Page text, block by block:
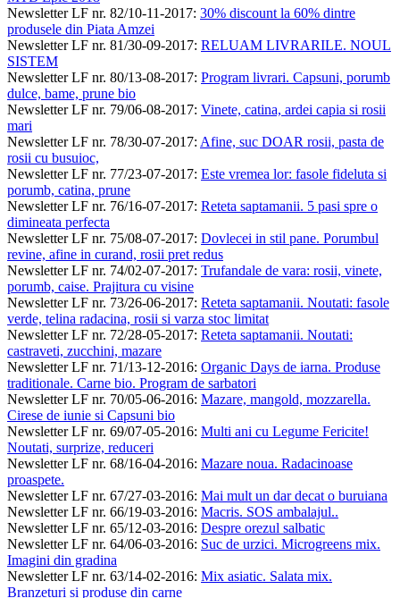
Newsletter LF nr. 82/10-11-2017: 30% discount la 60% dintre
produsele din Piata Amzei
Newsletter LF nr. 81/30-09-2017: RELUAM LIVRARILE. NOUL
SISTEM
Newsletter LF nr. 80/13-08-2017: Program livrari. Capsuni, porumb
dulce, bame, prune bio
Newsletter LF nr. 79/06-08-2017: Vinete, catina, ardei capia si rosii
mari
Newsletter LF nr. 78/30-07-2017: Afine, suc DOAR rosii, pasta de
rosii cu busuioc,
Newsletter LF nr. 77/23-07-2017: Este vremea lor: fasole fideluta si
porumb, catina, prune
Newsletter LF nr. 76/16-07-2017: Reteta saptamanii. 5 pasi spre o
dimineata perfecta
Newsletter LF nr. 75/08-07-2017: Dovlecei in stil pane. Porumbul
revine, afine in curand, rosii pret redus
Newsletter LF nr. 74/02-07-2017: Trufandale de vara: rosii, vinete,
porumb, caise. Prajitura cu visine
Newsletter LF nr. 73/26-06-2017: Reteta saptamanii. Noutati: fasole
verde, telina radacina, rosii si varza stoc limitat
Newsletter LF nr. 72/28-05-2017: Reteta saptamanii. Noutati:
castraveti, zucchini, mazare
Newsletter LF nr. 71/13-12-2016: Organic Days de iarna. Produse
traditionale. Carne bio. Program de sarbatori
Newsletter LF nr. 70/05-06-2016: Mazare, mangold, mozzarella.
Cirese de iunie si Capsuni bio
Newsletter LF nr. 69/07-05-2016: Multi ani cu Legume Fericite!
Noutati, surprize, reduceri
Newsletter LF nr. 68/16-04-2016: Mazare noua. Radacinoase
proaspete.
Newsletter LF nr. 67/27-03-2016: Mai mult un dar decat o buruiana
Newsletter LF nr. 66/19-03-2016: Macris. SOS ambalajul..
Newsletter LF nr. 65/12-03-2016: Despre orezul salbatic
Newsletter LF nr. 64/06-03-2016: Suc de urzici. Microgreens mix.
Imagini din gradina
Newsletter LF nr. 63/14-02-2016: Mix asiatic. Salata mix.
Branzeturi si produse din carne